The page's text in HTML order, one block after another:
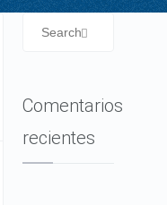
Comentarios
recientes